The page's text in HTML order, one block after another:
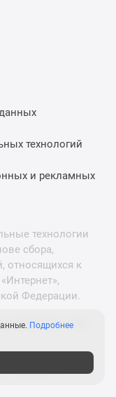
технологий
и рекламных
технологии
сбора,
относящихся к
Федерации.
защищены. Всё,
Подробнее